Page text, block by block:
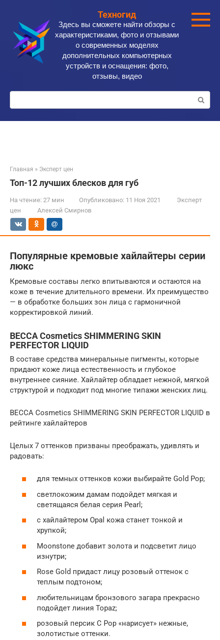
контенту
Техногид
Здесь вы сможете найти обзоры с
характеристиками, фото и отзывами
о современных моделях
дополнительных компьютерных
устройств и оснащения: фото,
отзывы, видео
Поиск:
Главная » Эксперт цен
Топ-12 лучших блесков для губ
На чтение: 27 мин Опубликовано: 11 Ноя 2021
Эксперт
цен
Алексей Смирнов
Популярные кремовые хайлайтеры серии
люкс
Кремовые составы легко впитываются и остаются на
коже в течение длительного времени. Их преимущество
— в обработке больших зон лица с гармоничной
корректировкой линий.
BECCA Cosmetics SHIMMERING SKIN
PERFECTOR LIQUID
В составе средства минеральные пигменты, которые
придают коже лица естественность и глубокое
внутреннее сияние. Хайлайтер обладает нежной, мягкой
структурой и подходит под многие типажи женских лиц.
BECCA Cosmetics SHIMMERING SKIN PERFECTOR LIQUID в
рейтинге хайлайтеров
Целых 7 оттенков призваны преображать, удивлять и
радовать:
для темных оттенков кожи выбирайте Gold Pop;
светлокожим дамам подойдет мягкая и
светящаяся белая серия Pearl;
с хайлайтером Opal кожа станет тонкой и
хрупкой;
Moonstone добавит золота и подсветит лицо
изнутри;
Rose Gold придаст лицу розовый оттенок с
теплым подтоном;
любительницам бронзового загара прекрасно
подойдет линия Topaz;
розовый персик C Pop «нарисует» нежные,
золотистые оттенки.